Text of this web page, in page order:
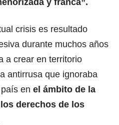
crisis es resultado
durante muchos años
a crear en territorio
antirrusa que ignoraba
en el ámbito de la
derechos de los